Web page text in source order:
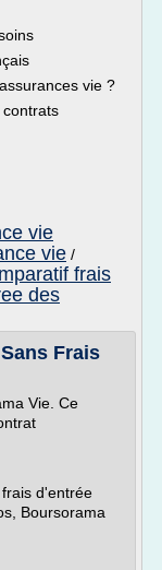
vie ?
vie
vie /
frais
des
Frais
Vie. Ce
d'entrée
Boursorama